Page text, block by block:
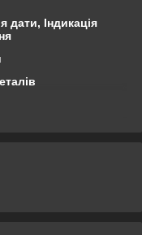
дати, Індикація